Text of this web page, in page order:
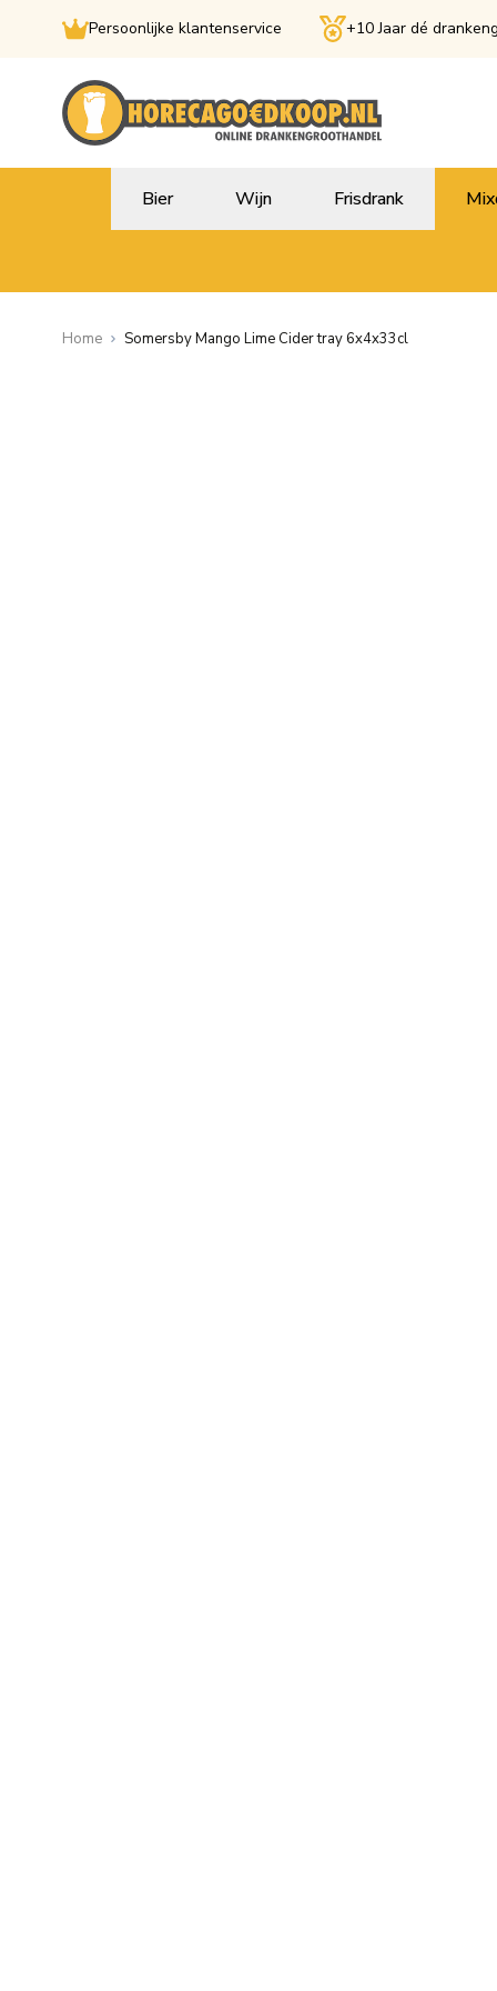
Persoonlijke klantenservice +10 Jaar dé
Bier Wijn Frisdrank
Home Somersby Mango Lime Cider tray 6x4x33cl